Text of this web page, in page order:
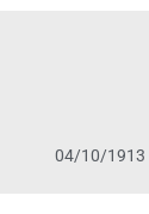
04/10/1913